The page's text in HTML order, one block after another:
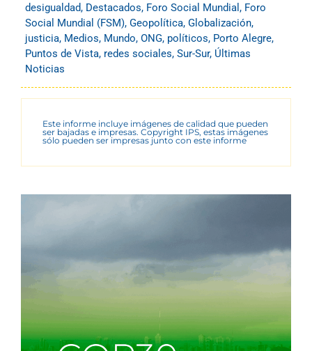
desigualdad, Destacados, Foro Social Mundial , Foro
Social Mundial (FSM), Geopolítica, Globalización,
justicia, Medios, Mundo, ONG, políticos, Porto Alegre,
Puntos de Vista, redes sociales, Sur-Sur, Últimas
Noticias
Este informe incluye imágenes de calidad que pueden
ser bajadas e impresas. Copyright IPS, estas imágenes
sólo pueden ser impresas junto con este informe